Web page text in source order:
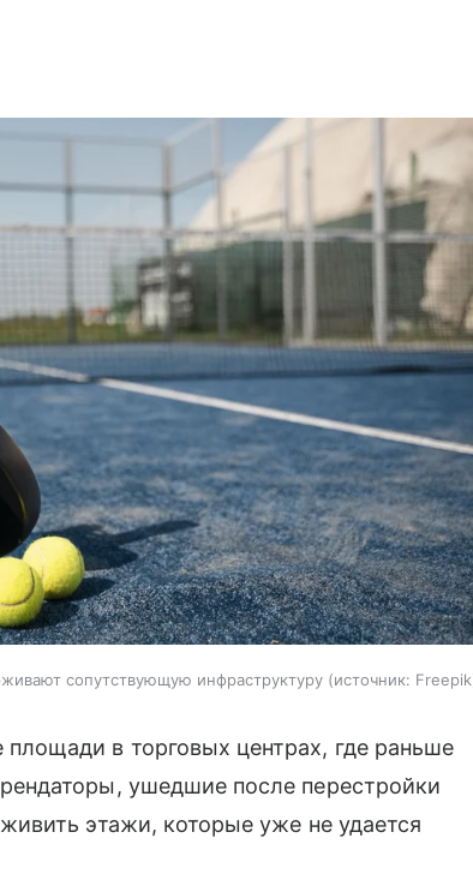
сопутствующую инфраструктуру источник: Freepik
в торговых центрах, где раньше
ушедшие после перестройки
этажи, которые уже не удается